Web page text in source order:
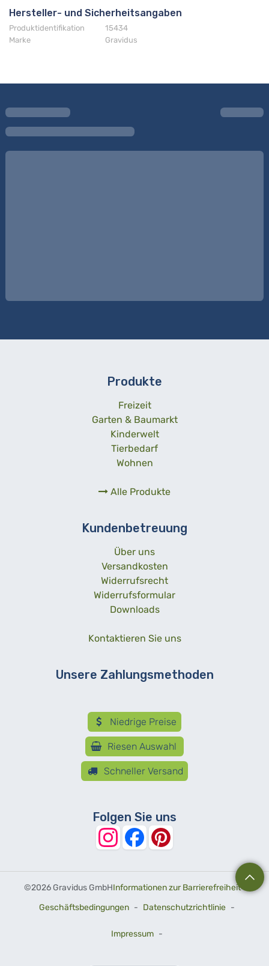
Hersteller- und Sicherheitsangaben
Produktidentifikation
15434
Marke
Gravidus
Produkte
Freizeit
Garten & Baumarkt
Kinderwelt
Tierbedarf
Wohnen
Alle Produkte
Kundenbetreuung
Über uns
Versandkosten
Widerrufsrecht
Widerrufsformular
Downloads
Kontaktieren Sie uns
Unsere Zahlungsmethoden
Niedrige Preise
Riesen Auswahl
Schneller Versand
Folgen Sie uns
©2026 Gravidus GmbHInformationen zur Barrierefreiheit-
Geschäftsbedingungen - Datenschutzrichtlinie -
Impressum -